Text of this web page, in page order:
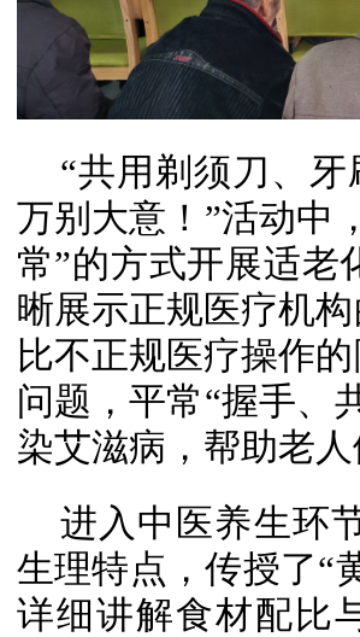
“共用剃须刀、
万别大意！”活动中
常”的方式开展适老
晰展示正规医疗机
比不正规医疗操作
问题，平常“握手、
染艾滋病，帮助老
进入中医养生环
生理特点，传授了“
详细讲解食材配比